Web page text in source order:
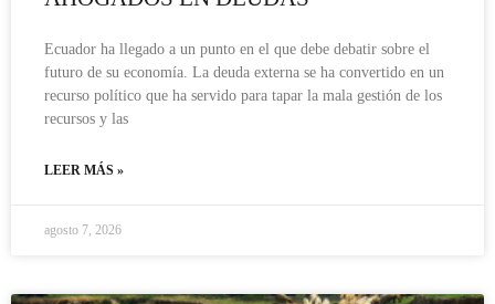
Ecuador ha llegado a un punto en el que debe debatir sobre el
futuro de su economía. La deuda externa se ha convertido en un
recurso político que ha servido para tapar la mala gestión de los
recursos y las
LEER MÁS »
agosto 7, 2026